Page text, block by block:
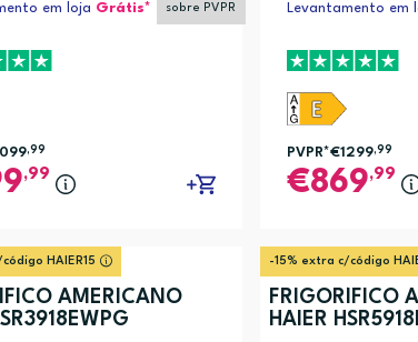
em loja Grátis* sobre PVPR
,99
,99
Levantamento em
PVPR*€1299,99
869,99
HAIER15
AMERICANO
-15% extra c/código
FRIGORÍFICO
HAIER